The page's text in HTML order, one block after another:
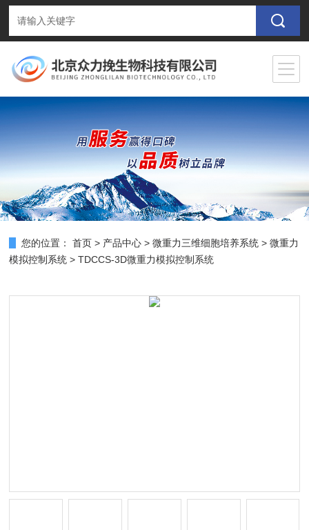
您的位置： 首页 > 产品中心 >微重力三维细胞培养系统 >微重力
模拟控制系统 > TDCCS-3D微重力模拟控制系统